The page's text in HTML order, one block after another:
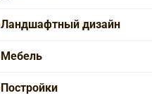
Ландшафтный дизайн
Мебель
Постройки